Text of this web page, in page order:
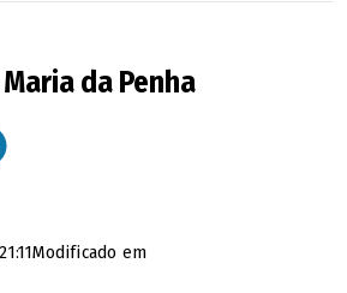
da Penha
Modificado em